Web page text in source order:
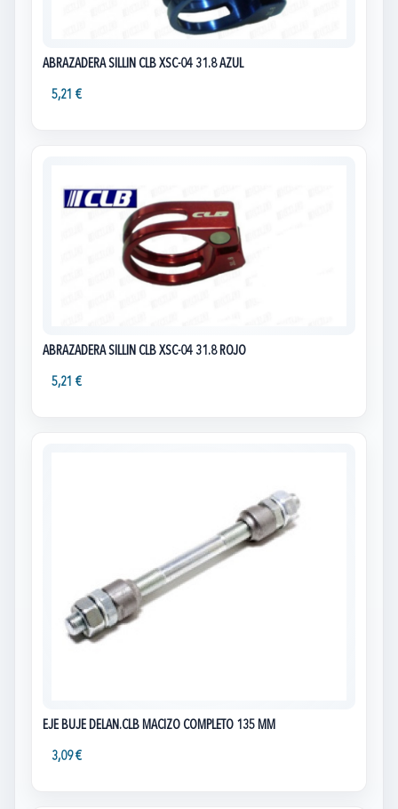
ABRAZADERA SILLIN CLB XSC-04 31.8 AZUL
5,21 €
ABRAZADERA SILLIN CLB XSC-04 31.8 ROJO
5,21 €
EJE BUJE DELAN.CLB MACIZO COMPLETO 135 MM
3,09 €